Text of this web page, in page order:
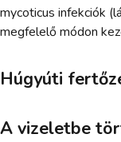
mycoticus infekciók
megfelelő módon
Húgyúti
A vizeletbe